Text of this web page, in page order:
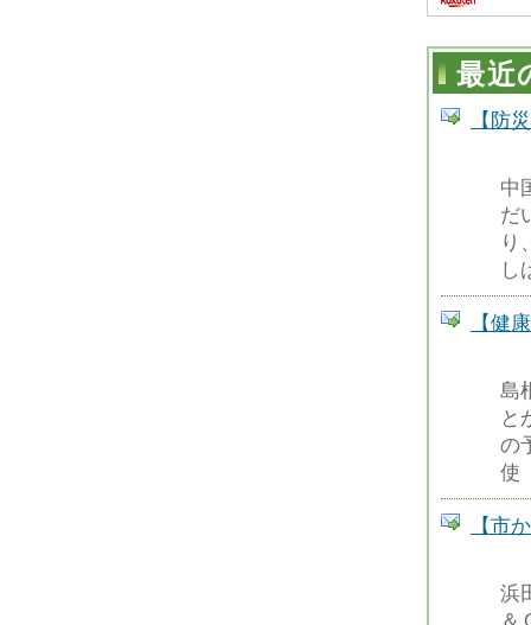
最近
【防
中
だ
り
し
【健
島
と
の
使
【市
浜